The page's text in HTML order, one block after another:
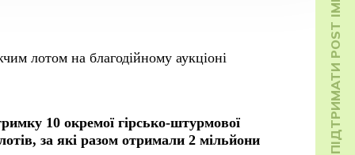
ПІДТРИМАТИ POST IMPREZA
10 окремої гірсько-штурмової
за які разом отримали 2 мільйони